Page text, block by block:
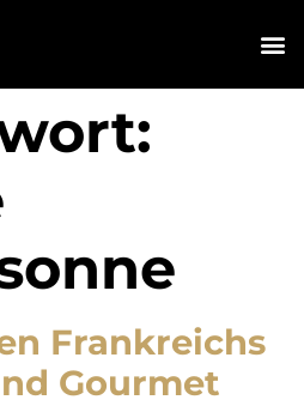
Frankreichs
Gourmet